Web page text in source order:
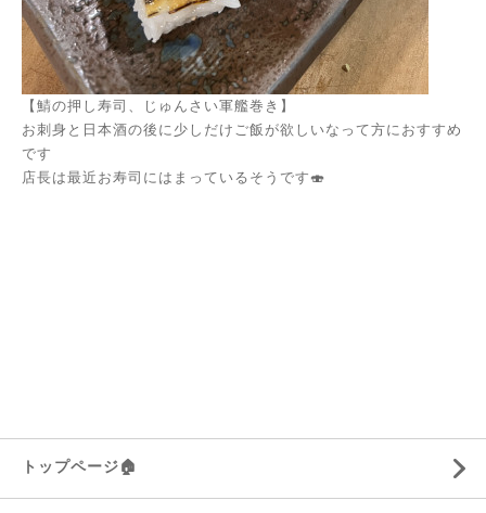
【鯖の押し寿司、じゅんさい軍艦巻き】
お刺身と日本酒の後に少しだけご飯が欲しいなって方におすすめ
です
店長は最近お寿司にはまっているそうです🍣
トップページ🏠